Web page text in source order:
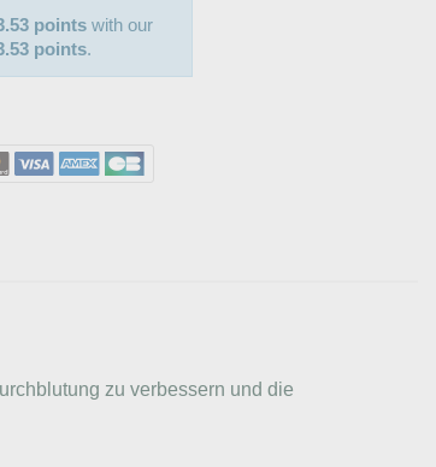
points with our
points.
zu verbessern und die